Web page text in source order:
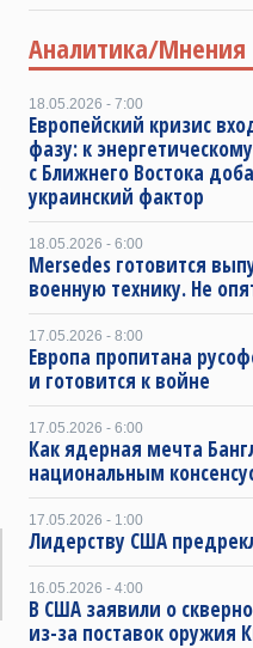
Аналитика/Мнения
18.05.2026 - 7:00
Европейский кризис
фазу: к
с Ближнего Востока
украинский фактор
18.05.2026 - 6:00
Mersedes готовится
военную технику. Не
17.05.2026 - 8:00
Европа пропитана
и готовится к войне
17.05.2026 - 6:00
Как ядерная мечта
национальным
17.05.2026 - 1:00
Лидерству США
16.05.2026 - 4:00
В США заявили о
из-за поставок оружия